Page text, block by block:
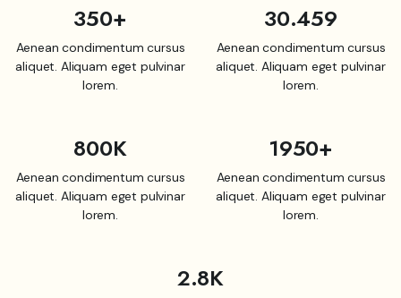
350+
Aenean condimentum cursus
aliquet. Aliquam eget pulvinar
lorem.
30.459
Aenean condimentum cursus
aliquet. Aliquam eget pulvinar
lorem.
800K
Aenean condimentum cursus
aliquet. Aliquam eget pulvinar
lorem.
1950+
Aenean condimentum cursus
aliquet. Aliquam eget pulvinar
lorem.
2.8K